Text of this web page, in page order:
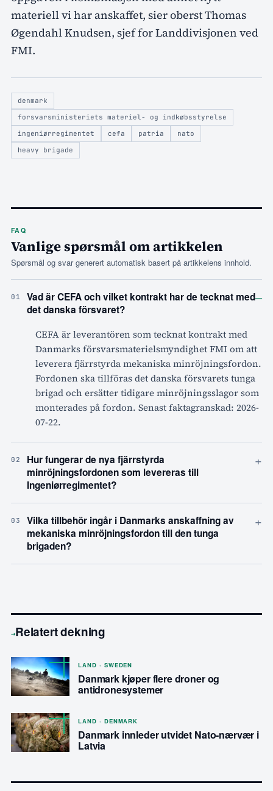
materiell vi har anskaffet, sier oberst Thomas
Øgendahl Knudsen, sjef for Landdivisjonen ved
FMI.
denmark
forsvarsministeriets materiel- og indkøbsstyrelse
ingeniørregimentet
cefa patria
nato
heavy brigade
FAQ
Vanlige spørsmål om artikkelen
Spørsmål og svar generert automatisk basert på artikkelens innhold.
01
Vad är CEFA och vilket kontrakt har de tecknat med
det danska försvaret?
–
CEFA är leverantören som tecknat kontrakt med
Danmarks försvarsmaterielsmyndighet FMI om att
leverera fjärrstyrda mekaniska minröjningsfordon.
Fordonen ska tillföras det danska försvarets tunga
brigad och ersätter tidigare minröjningsslagor som
monterades på fordon. Senast faktagranskad: 2026-
07-22.
02
Hur fungerar de nya fjärrstyrda
minröjningsfordonen som levereras till
Ingeniørregimentet?
+
03
Vilka tillbehör ingår i Danmarks anskaffning av
mekaniska minröjningsfordon till den tunga
brigaden?
+
→Relatert dekning
LAND · SWEDEN
Danmark kjøper flere droner og
antidronesystemer
LAND · DENMARK
Danmark innleder utvidet Nato-nærvær i
Latvia